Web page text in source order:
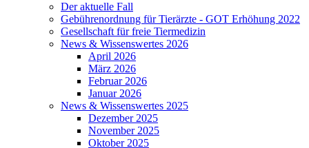
Der aktuelle Fall
Gebührenordnung für Tierärzte - GOT Erhöhung 2022
Gesellschaft für freie Tiermedizin
News & Wissenswertes 2026
April 2026
März 2026
Februar 2026
Januar 2026
News & Wissenswertes 2025
Dezember 2025
November 2025
Oktober 2025